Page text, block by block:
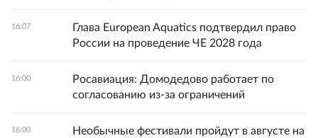
16:07
Глава European Aquatics подтвердил право
России на проведение ЧЕ 2028 года
16:00
Росавиация: Домодедово работает по
согласованию из-за ограничений
16:00
Необычные фестивали пройдут в августе на